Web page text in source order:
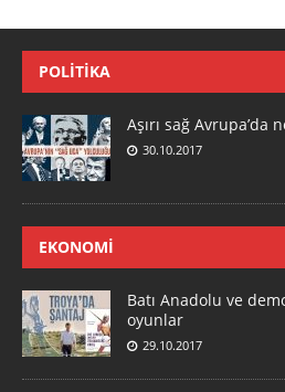
POLITIKA
Aşırı sağ Avrupa’da
30.10.2017
EKONOMI
Batı Anadolu ve
oyunlar
29.10.2017